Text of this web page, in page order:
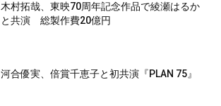
木村拓哉、東映70周年記念作品で綾瀬はるか
と共演 総製作費20億円
河合優実、倍賞千恵子と初共演『PLAN 75』